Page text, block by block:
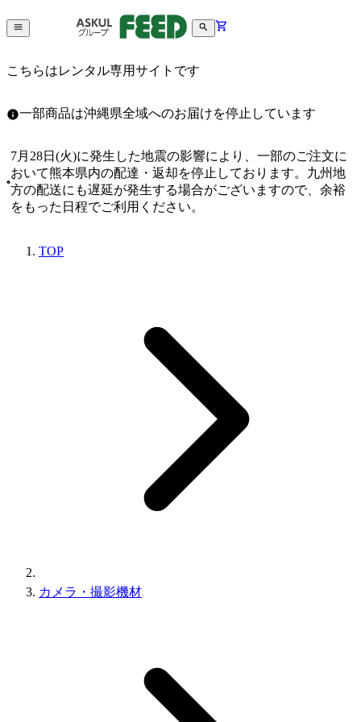
こちらはレンタル専用サイトです
一部商品は沖縄県全域へのお届けを停止しています
7月28日(火)に発生した地震の影響により、一部のご注文に
おいて熊本県内の配達・返却を停止しております。九州地
方の配送にも遅延が発生する場合がございますので、余裕
をもった日程でご利用ください。
TOP
カメラ・撮影機材